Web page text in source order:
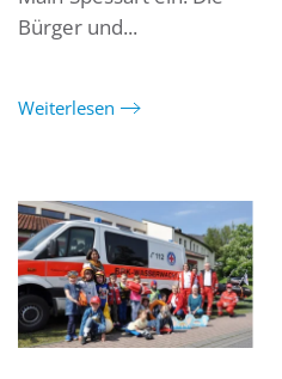
Bürger und...
Weiterlesen